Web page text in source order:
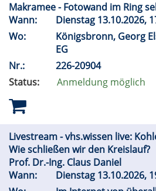
Makramee - Fotowand im Ring
Wann:
Dienstag 13.10.2026,
Wo:
Königsbronn, Georg
EG
Nr.:
226-20904
Status:
Anmeldung möglich
Livestream - vhs.wissen live:
Wie schließen wir den Kreislauf?
Prof. Dr.-Ing. Claus Daniel
Wann:
Dienstag 13.10.2026,